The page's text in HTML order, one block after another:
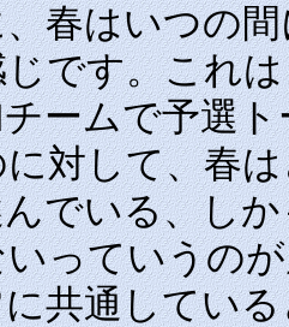
春はいつの
です。これ
ームで予選
対して、春
でいる、し
っていうの
共通してい